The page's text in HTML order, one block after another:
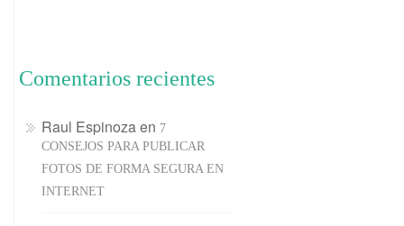
Comentarios recientes
Raul Espinozaen 7
CONSEJOS PARA PUBLICAR
FOTOS DE FORMA SEGURA EN
INTERNET